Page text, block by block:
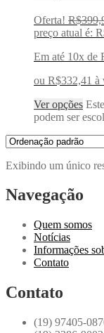
Oferta! R$
preço atual é:
Em até 10x de
ou R$332,41 à
Ver opções
podem ser
Exibindo um único
Navegação
Quem somos
Notícias
Informações
Contato
Contato
(19) 97405-